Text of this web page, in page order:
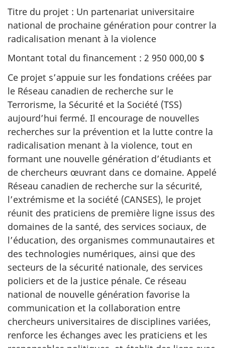
Titre du projet : Un partenariat universitaire
national de prochaine génération pour contrer la
radicalisation menant à la violence
Montant total du financement : 2 950 000,00 $
Ce projet s’appuie sur les fondations créées par
le Réseau canadien de recherche sur le
Terrorisme, la Sécurité et la Société (TSS)
aujourd’hui fermé. Il encourage de nouvelles
recherches sur la prévention et la lutte contre la
radicalisation menant à la violence, tout en
formant une nouvelle génération d’étudiants et
de chercheurs œuvrant dans ce domaine. Appelé
Réseau canadien de recherche sur la sécurité,
l’extrémisme et la société (CANSES), le projet
réunit des praticiens de première ligne issus des
domaines de la santé, des services sociaux, de
l’éducation, des organismes communautaires et
des technologies numériques, ainsi que des
secteurs de la sécurité nationale, des services
policiers et de la justice pénale. Ce réseau
national de nouvelle génération favorise la
communication et la collaboration entre
chercheurs universitaires de disciplines variées,
renforce les échanges avec les praticiens et les